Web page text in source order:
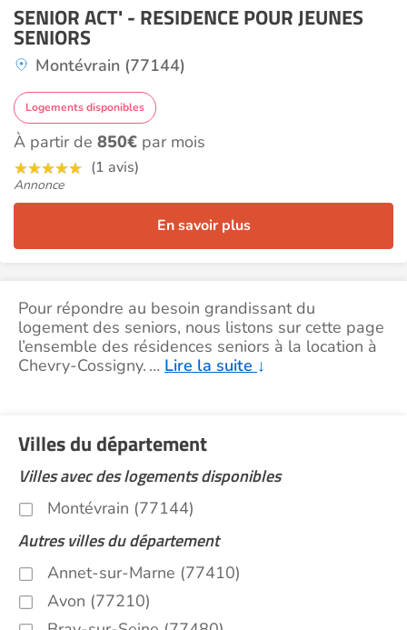
SENIOR ACT' - RESIDENCE POUR JEUNES
SENIORS
Montévrain (77144)
Logements disponibles
À partir de 850€ par mois
(1 avis)
Annonce
En savoir plus
Pour répondre au besoin grandissant du
logement des seniors, nous listons sur cette page
l’ensemble des résidences seniors à la location à
Chevry-Cossigny. … Lire la suite ↓
Villes du département
Villes avec des logements disponibles
Montévrain (77144)
Autres villes du département
Annet-sur-Marne (77410)
Avon (77210)